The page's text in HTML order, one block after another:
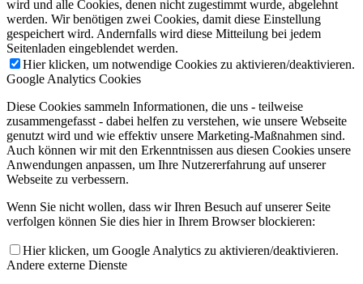
wird und alle Cookies, denen nicht zugestimmt wurde, abgelehnt
werden. Wir benötigen zwei Cookies, damit diese Einstellung
gespeichert wird. Andernfalls wird diese Mitteilung bei jedem
Seitenladen eingeblendet werden.
Hier klicken, um notwendige Cookies zu aktivieren/deaktivieren.
Google Analytics Cookies
Diese Cookies sammeln Informationen, die uns - teilweise
zusammengefasst - dabei helfen zu verstehen, wie unsere Webseite
genutzt wird und wie effektiv unsere Marketing-Maßnahmen sind.
Auch können wir mit den Erkenntnissen aus diesen Cookies unsere
Anwendungen anpassen, um Ihre Nutzererfahrung auf unserer
Webseite zu verbessern.
Wenn Sie nicht wollen, dass wir Ihren Besuch auf unserer Seite
verfolgen können Sie dies hier in Ihrem Browser blockieren:
Hier klicken, um Google Analytics zu aktivieren/deaktivieren.
Andere externe Dienste